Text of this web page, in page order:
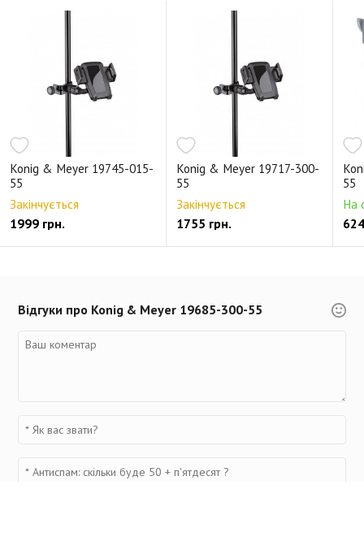
Konig & Meyer 19745-015-
55
Закінчується
1999 грн.
Konig & Meyer 19717-300-
55
Закінчується
1755 грн.
55
На
Відгуки про Konig & Meyer 19685-300-55